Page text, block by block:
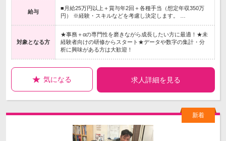
給与
■月給25万円以上＋賞与年2回＋各種手当（想定年収350万
円） ※経験・スキルなどを考慮し決定します。 …
対象となる方
★事務＋αの専門性を磨きながら成長したい方に最適！★未
経験者向けの研修からスタート★データや数字の集計・分
析に興味がある方は大歓迎！
気になる 求人詳細を見る